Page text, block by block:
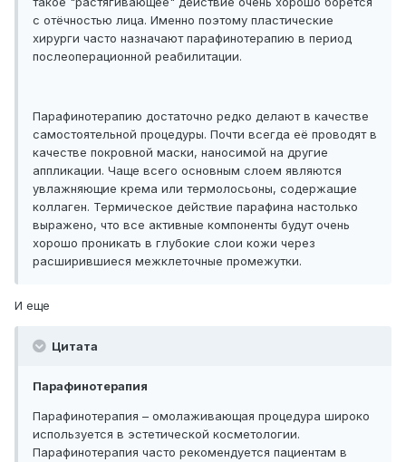
с отёчностью лица. Именно поэтому пластические
хирурги часто назначают парафинотерапию в период
послеоперационной реабилитации.
Парафинотерапию достаточно редко делают в качестве
самостоятельной процедуры. Почти всегда её проводят в
качестве покровной маски, наносимой на другие
аппликации. Чаще всего основным слоем являются
увлажняющие крема или термолосьоны, содержащие
коллаген. Термическое действие парафина настолько
выражено, что все активные компоненты будут очень
хорошо проникать в глубокие слои кожи через
расширившиеся межклеточные промежутки.
И еще
Цитата
Парафинотерапия
Парафинотерапия – омолаживающая процедура широко
используется в эстетической косметологии.
Парафинотерапия часто рекомендуется пациентам в